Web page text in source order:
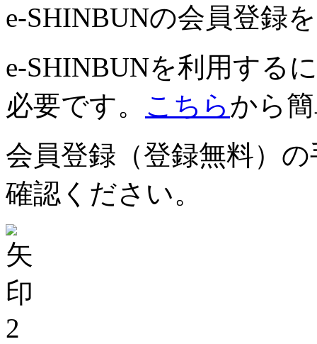
e-SHINBUNの会員登録
e-SHINBUNを利用する
必要です。 こちらから
会員登録（登録無料）
確認ください。
2